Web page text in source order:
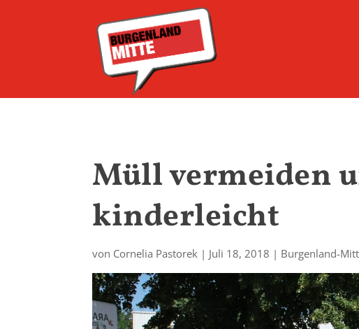
Müll vermeiden
kinderleicht
von Cornelia Pastorek | Juli 18, 2018 | Burgenland-